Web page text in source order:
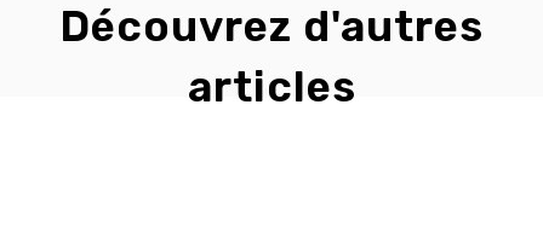
Découvrez d'autres
articles